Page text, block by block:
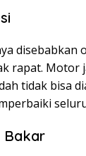
disebabkan
rapat. Motor
tidak bisa
Bakar